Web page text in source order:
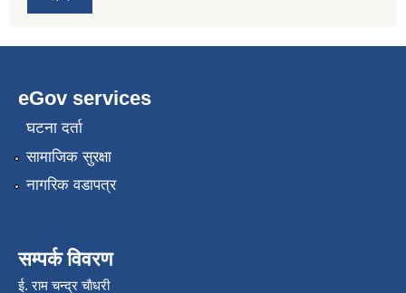
eGov services
घटना दर्ता
सामाजिक सुरक्षा
नागरिक वडापत्र
सम्पर्क विवरण
ई. राम चन्द्र चाैधरी